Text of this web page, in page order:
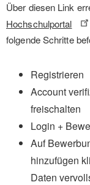
Über diesen Link
Hochschulportal
folgende Schritte
Registrieren
Account
freischalten
Login +
Auf
hinzufügen
Daten